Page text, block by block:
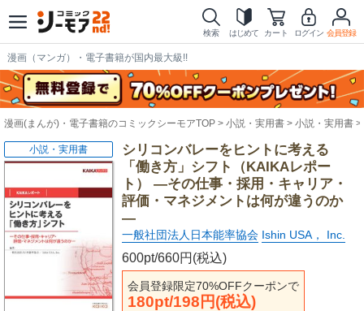
検索 はじめて カート ログイン 会員登録
漫画（マンガ）・電子書籍が国内最大級!!
漫画(まんが)・電子書籍のコミックシーモアTOP 小説・実用書 小説・実用書
シリコンバレーをヒントに考える
「働き方」シフト（KAIKAレポー
ト） ―その仕事・採用・キャリア・
評価・マネジメントは何が違うのか
―
一般社団法人日本能率協会 Ishin USA， Inc.
600pt/660円(税込)
会員登録限定70%OFFクーポンで
180pt/198円(税込)
小説・実用書